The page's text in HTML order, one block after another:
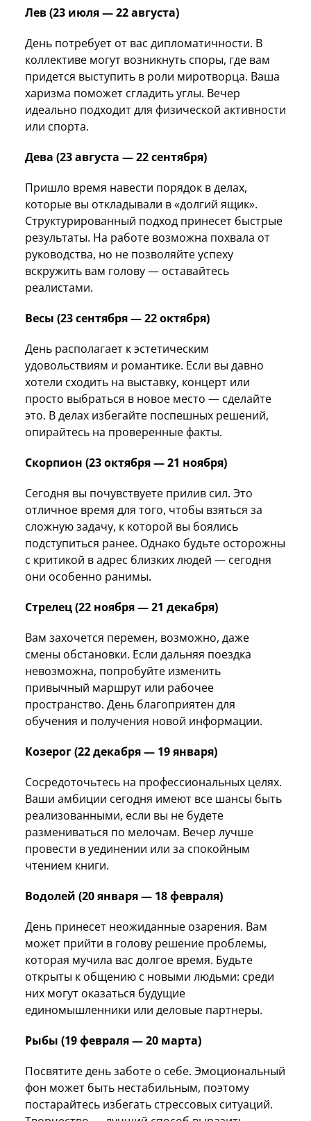
Лев (23 июля — 22 августа)
День потребует от вас дипломатичности. В
коллективе могут возникнуть споры, где вам
придется выступить в роли миротворца. Ваша
харизма поможет сгладить углы. Вечер
идеально подходит для физической активности
или спорта.
Дева (23 августа — 22 сентября)
Пришло время навести порядок в делах,
которые вы откладывали в «долгий ящик».
Структурированный подход принесет быстрые
результаты. На работе возможна похвала от
руководства, но не позволяйте успеху
вскружить вам голову — оставайтесь
реалистами.
Весы (23 сентября — 22 октября)
День располагает к эстетическим
удовольствиям и романтике. Если вы давно
хотели сходить на выставку, концерт или
просто выбраться в новое место — сделайте
это. В делах избегайте поспешных решений,
опирайтесь на проверенные факты.
Скорпион (23 октября — 21 ноября)
Сегодня вы почувствуете прилив сил. Это
отличное время для того, чтобы взяться за
сложную задачу, к которой вы боялись
подступиться ранее. Однако будьте осторожны
с критикой в адрес близких людей — сегодня
они особенно ранимы.
Стрелец (22 ноября — 21 декабря)
Вам захочется перемен, возможно, даже
смены обстановки. Если дальняя поездка
невозможна, попробуйте изменить
привычный маршрут или рабочее
пространство. День благоприятен для
обучения и получения новой информации.
Козерог (22 декабря — 19 января)
Сосредоточьтесь на профессиональных целях.
Ваши амбиции сегодня имеют все шансы быть
реализованными, если вы не будете
размениваться по мелочам. Вечер лучше
провести в уединении или за спокойным
чтением книги.
Водолей (20 января — 18 февраля)
День принесет неожиданные озарения. Вам
может прийти в голову решение проблемы,
которая мучила вас долгое время. Будьте
открыты к общению с новыми людьми: среди
них могут оказаться будущие
единомышленники или деловые партнеры.
Рыбы (19 февраля — 20 марта)
Посвятите день заботе о себе. Эмоциональный
фон может быть нестабильным, поэтому
постарайтесь избегать стрессовых ситуаций.